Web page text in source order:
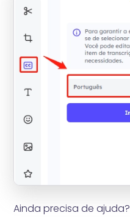
Ainda precisa de ajuda?